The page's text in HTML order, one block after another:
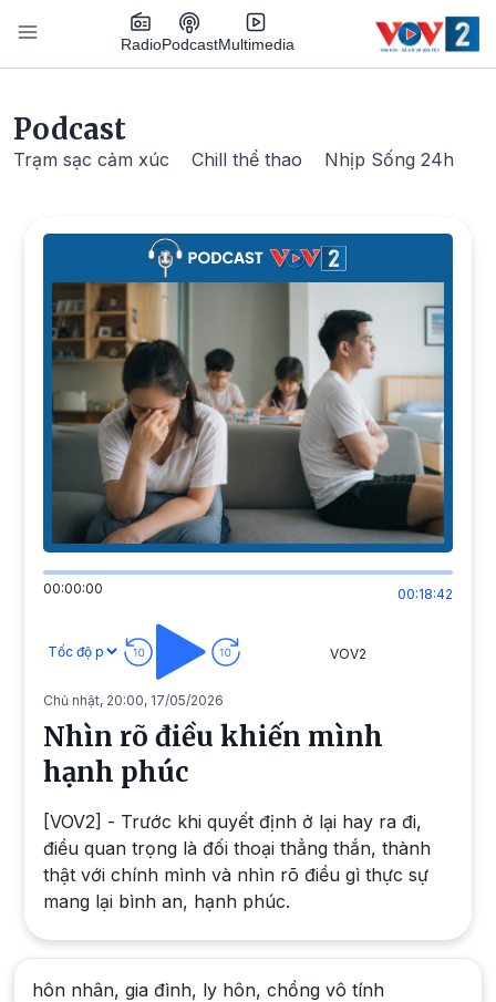
Nhảy đến nội dung
RadioPodcastMultimedia
Podcast
Trạm sạc cảm xúc Chill thể thao Nhịp Sống 24h
00:00:00 00:18:42
VOV2
Chủ nhật, 20:00, 17/05/2026
Nhìn rõ điều khiến mình
hạnh phúc
[VOV2] - Trước khi quyết định ở lại hay ra đi,
điều quan trọng là đối thoại thẳng thắn, thành
thật với chính mình và nhìn rõ điều gì thực sự
mang lại bình an, hạnh phúc.
hôn nhân, gia đình, ly hôn, chồng vô tính